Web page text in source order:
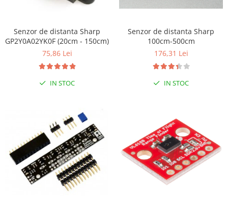
Adaptoare si convertoare
Convertor USB la serial
Datalogger
LCD
Module
Multiplexor
Senzor de distanta Sharp
GP2Y0A02YK0F (20cm - 150cm)
75,86 Lei
IN STOC
Senzor de distanta Sharp
100cm-500cm
176,31 Lei
IN STOC